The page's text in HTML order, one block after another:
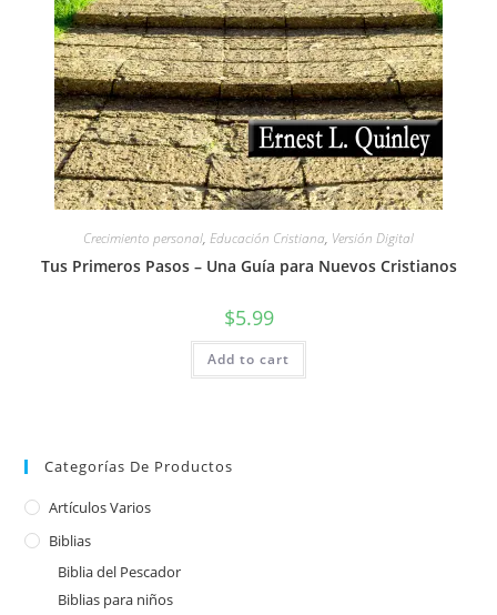
Crecimiento personal, Educación Cristiana, Versión Digital
Tus Primeros Pasos – Una Guía para Nuevos Cristianos
$5.99
Add to cart
Categorías De Productos
Artículos Varios
Biblias
Biblia del Pescador
Biblias para niños